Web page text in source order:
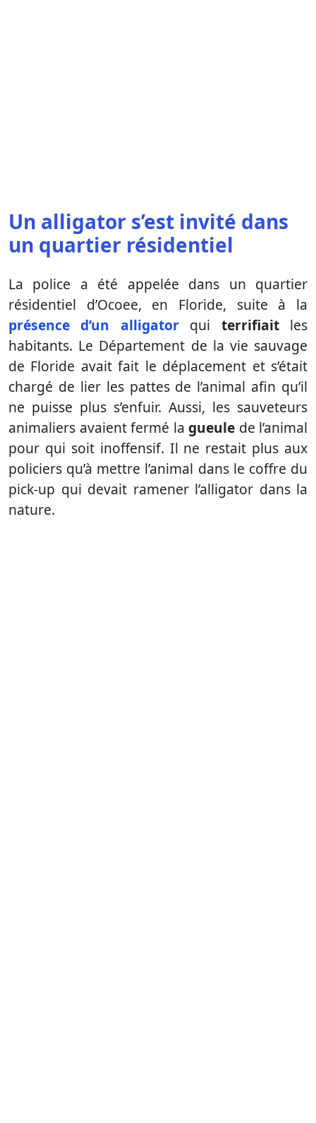
Un alligator s’est invité dans
un quartier résidentiel
La police a été appelée dans un quartier
résidentiel d’Ocoee, en Floride, suite à la
présence d’un alligatorqui terrifiaitles
habitants. Le Département de la vie sauvage
de Floride avait fait le déplacement et s’était
chargé de lier les pattes de l’animal afin qu’il
ne puisse plus s’enfuir. Aussi, les sauveteurs
animaliers avaient fermé la gueule de l’animal
pour qui soit inoffensif. Il ne restait plus aux
policiers qu’à mettre l’animal dans le coffre du
pick-up qui devait ramener l’alligator dans la
nature.